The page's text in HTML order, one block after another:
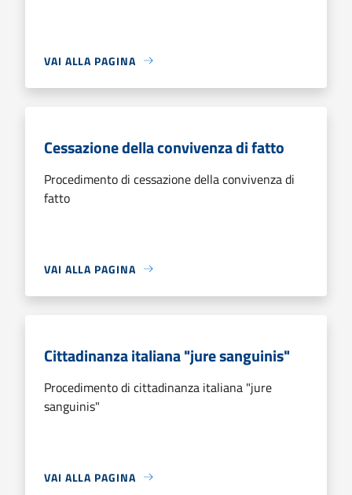
VAI ALLA PAGINA
Cessazione della convivenza di fatto
Procedimento di cessazione della convivenza di
fatto
VAI ALLA PAGINA
Cittadinanza italiana "jure sanguinis"
Procedimento di cittadinanza italiana "jure
sanguinis"
VAI ALLA PAGINA